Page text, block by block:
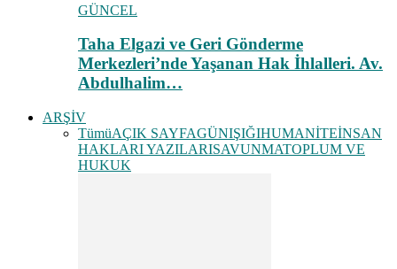
GÜNCEL
Taha Elgazi ve Geri Gönderme
Merkezleri’nde Yaşanan Hak İhlalleri. Av.
Abdulhalim…
ARŞİV
TümüAÇIK SAYFAGÜNIŞIĞIHUMANİTEİNSAN
HAKLARI YAZILARISAVUNMATOPLUM VE
HUKUK